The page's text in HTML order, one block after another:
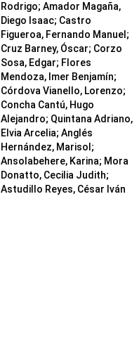
Rodrigo; Amador Magaña,
Diego Isaac; Castro
Figueroa, Fernando Manuel ;
Cruz Barney, Óscar; Corzo
Sosa, Edgar; Flores
Mendoza, Imer Benjamín;
Córdova Vianello, Lorenzo;
Concha Cantú, Hugo
Alejandro; Quintana Adriano,
Elvia Arcelia; Anglés
Hernández, Marisol ;
Ansolabehere, Karina; Mora
Donatto, Cecilia Judith;
Astudillo Reyes, César Iván